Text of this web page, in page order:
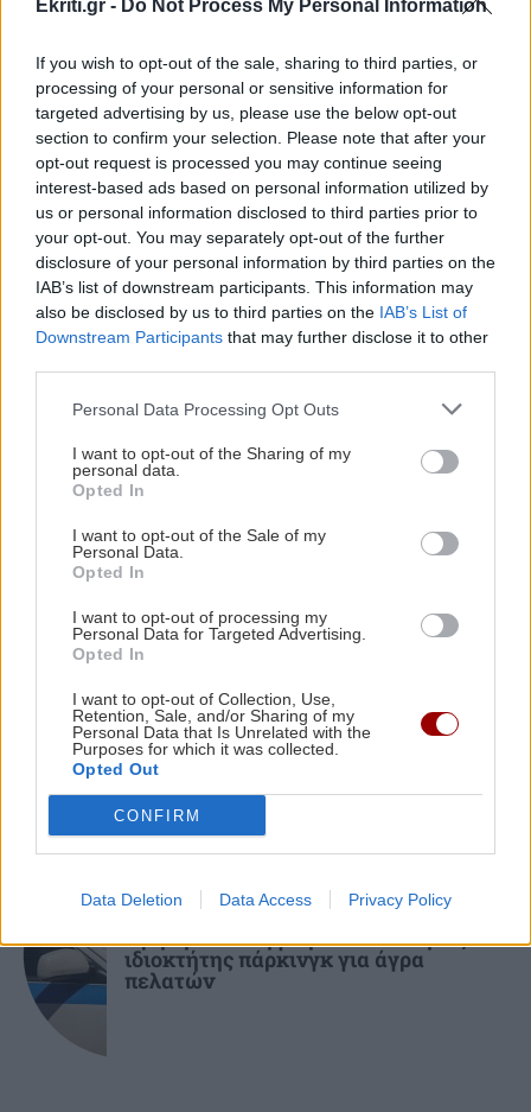
Ekriti.gr - Do Not Process My Personal Information
If you wish to opt-out of the sale, sharing to third parties, or
processing of your personal or sensitive information for
targeted advertising by us, please use the below opt-out
section to confirm your selection. Please note that after your
opt-out request is processed you may continue seeing
interest-based ads based on personal information utilized by
us or personal information disclosed to third parties prior to
your opt-out. You may separately opt-out of the further
disclosure of your personal information by third parties on the
IAB’s list of downstream participants. This information may
also be disclosed by us to third parties on the IAB’s List of
Downstream Participants that may further disclose it to other
Personal Data Processing Opt Outs
I want to opt-out of the Sharing of my
personal data.
Opted In
I want to opt-out of the Sale of my
Personal Data.
Opted In
I want to opt-out of processing my
Personal Data for Targeted Advertising.
Opted In
I want to opt-out of Collection, Use,
Retention, Sale, and/or Sharing of my
Personal Data that Is Unrelated with the
Purposes for which it was collected.
Opted Out
CONFIRM
Data Deletion Data Access Privacy Policy
00:00
ΣΧΕΣΕΙΣ ΚΑΙ SEX
Πώς θα καταλάβεις ότι ένας άνθρωπος δεν
μπήκε τυχαία στη ζωή σου
00:00
ΣΧΕΣΕΙΣ ΚΑΙ SEX
Μικρές αλλαγές που μπορούν να φέρουν ξανά
τη σπίθα στη σχέση σου
23:00
GOSSIP - LIFESTYLE
22:32
ΕΠΙΣΤΗΜΗ
Έφτιαξε ηλιακό γιοτ με $20.000 και διένυσε
Κατσαρίδα στο σπίτι - Πότε πρέπει να
ανησυχήσουμε
ΠΕΡΙΣΣΟΤΕΡΑ
ΕΛΛΑΔΑ
Τουρισμός: Στο μικροσκόπιο των
Αρχών νέα «πατέντα» των εργοδοτών
με την Ψηφιακή Κάρτα Εργασίας
Υποδιευθυντές και Αστυνόμοι Α'
ΚΡΗΤΗ
Ηράκλειο: Μία ... περιουσία για
αποκλειστική νοσοκόμα -
Δυσβάσταχτο το κόστος
ΚΡΗΤΗ
Κρήτη: Συνελήφθησαν υπάλληλος και
ιδιοκτήτης πάρκινγκ για άγρα
πελατών